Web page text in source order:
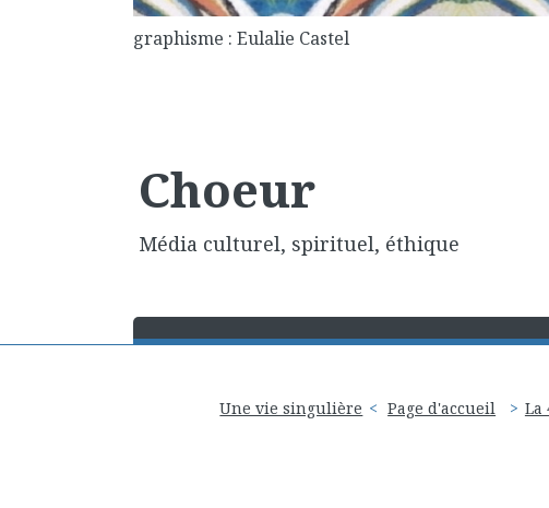
graphisme : Eulalie Castel
Choeur
Média culturel, spirituel, éthique
Une vie singulière Page d'accueil La